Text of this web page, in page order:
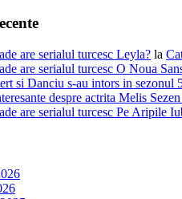
are serialul turcesc Leyla? la
are serialul turcesc O Noua
si Danciu s-au intors in
despre actrita Melis
are serialul turcesc Pe Aripile